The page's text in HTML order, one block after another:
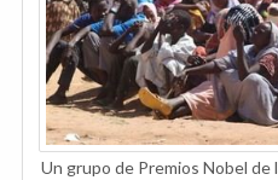
Un grupo de Premios Nobel de